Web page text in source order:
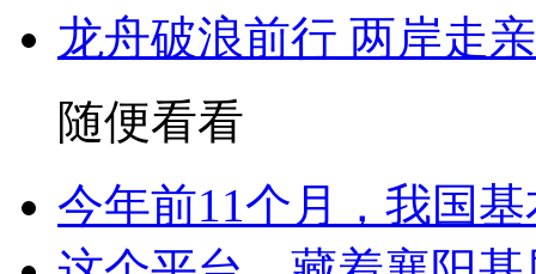
龙舟破浪前行 两岸走
随便看看
今年前11个月，我国